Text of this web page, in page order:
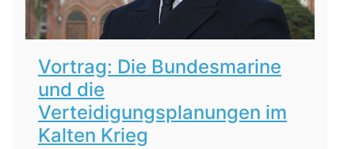
Vortrag: Die Bundesmarine
und die
Verteidigungsplanungen im
Kalten Krieg